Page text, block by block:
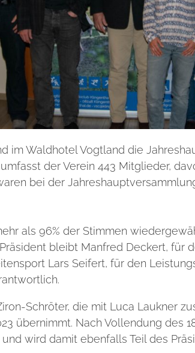
im Waldhotel Vogtland die
der Verein 443 Mitglieder,
bei der
als 96% der Stimmen
Präsident bleibt Manfred Deckert, für
Lars Seifert, für den
Schröter, die mit Luca Laukner
übernimmt. Nach Vollendung des
wird damit ebenfalls Teil des